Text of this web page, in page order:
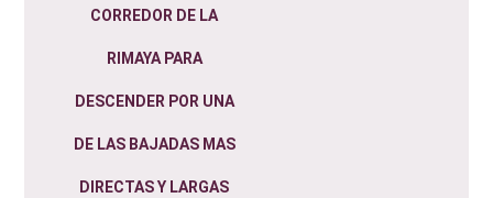
CORREDOR DE LA
RIMAYA PARA
DESCENDER POR UNA
DE LAS BAJADAS MAS
DIRECTAS Y LARGAS